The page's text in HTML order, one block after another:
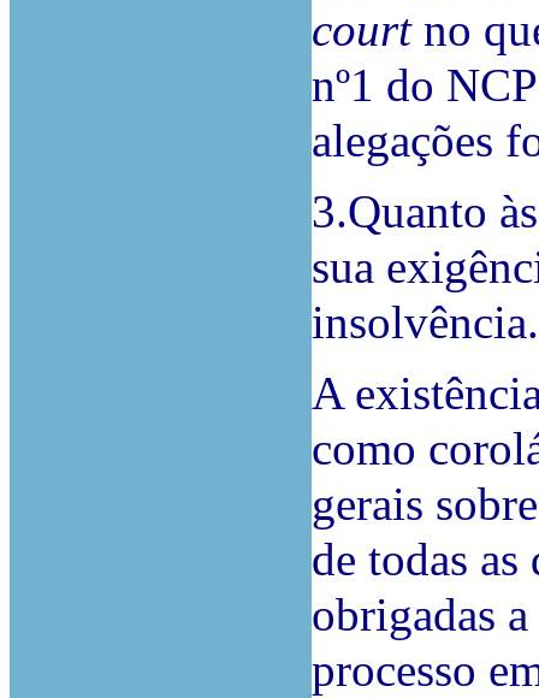
courtno
nº1 do
alegações
3.Quanto
sua
insolvência.
A
como
gerais
de todas as
obrigadas
processo